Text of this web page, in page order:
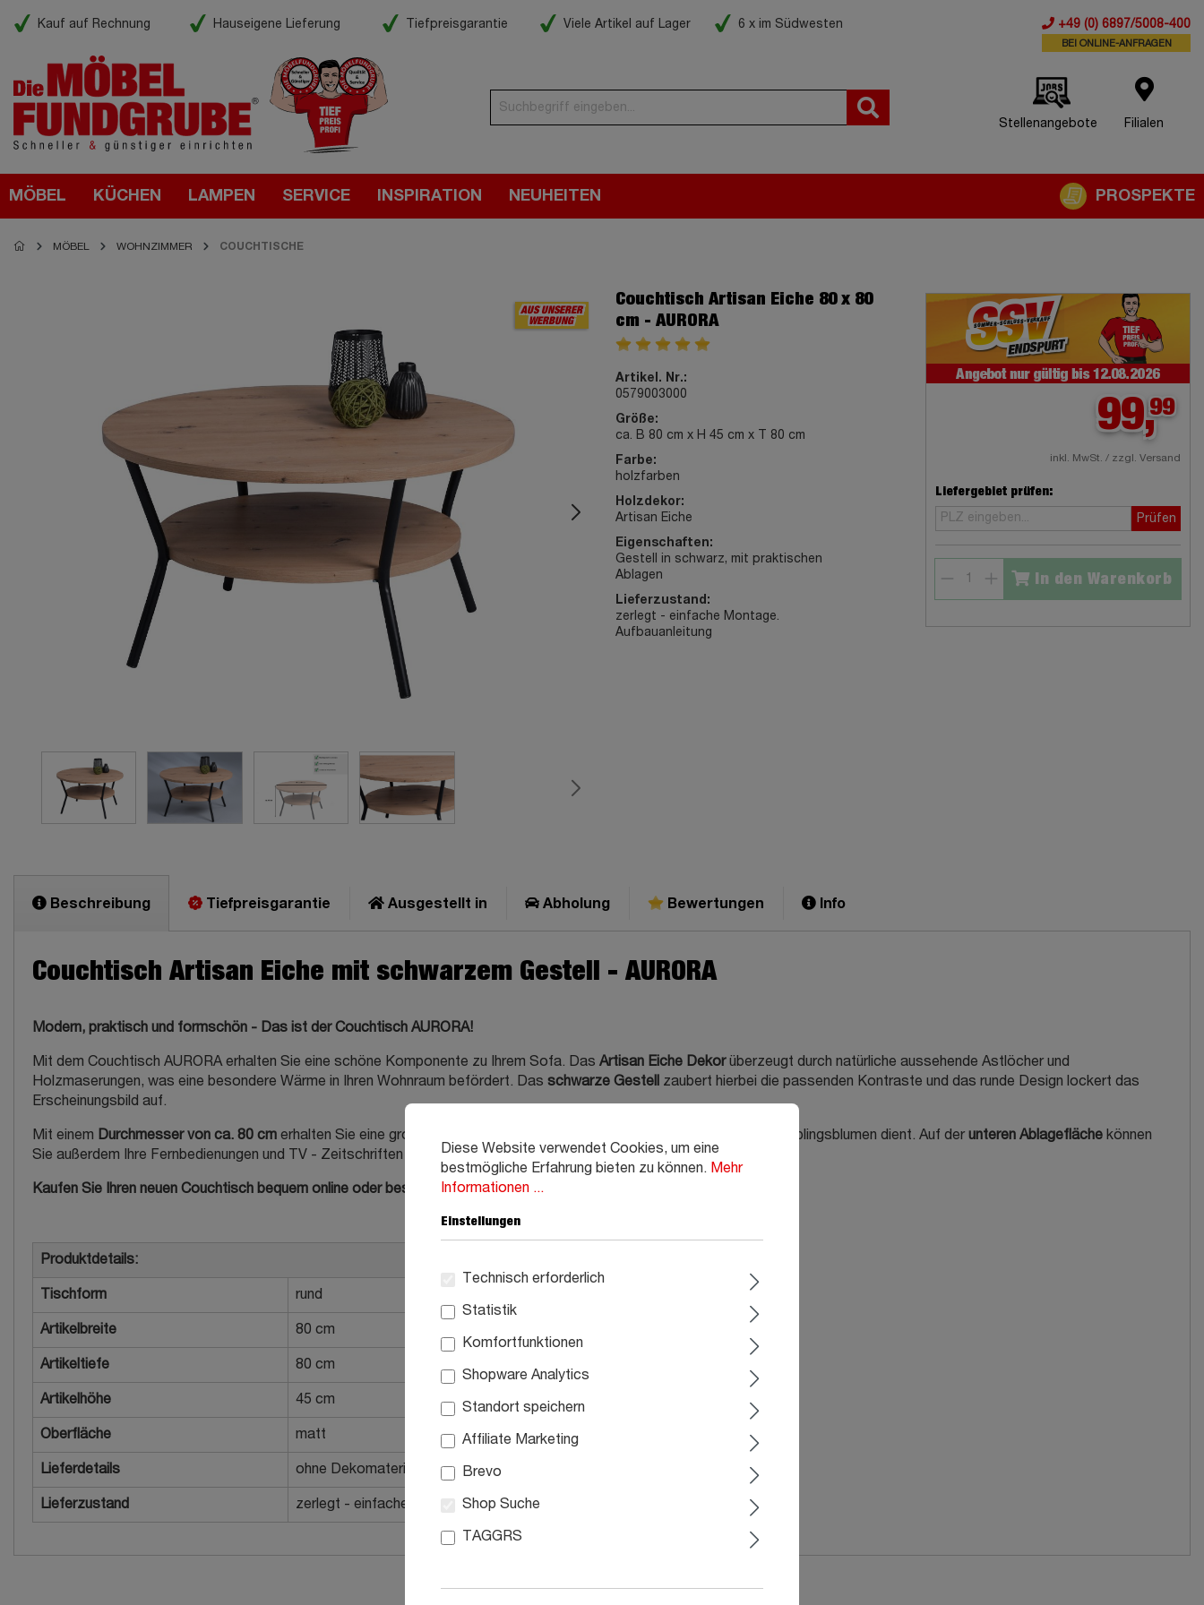
Kauf auf Rechnung Hauseigene Lieferung Tiefpreisgarantie Viele Artikel auf Lager 6 x im Südwesten +49 (0) 6897/5008-400
BEI ONLINE-ANFRAGEN
Stellenangebote Filialen
MÖBEL KÜCHEN LAMPEN SERVICE INSPIRATION NEUHEITEN PROSPEKTE
MÖBEL WOHNZIMMER COUCHTISCHE
AUS UNSERER
WERBUNG
Couchtisch Artisan Eiche 80 x 80
cm - AURORA
Artikel. Nr.:
0579003000
Größe:
ca. B 80 cm x H 45 cm x T 80 cm
Farbe:
holzfarben
Holzdekor:
Artisan Eiche
Eigenschaften:
Gestell in schwarz, mit praktischen
Ablagen
Lieferzustand:
zerlegt - einfache Montage.
Aufbauanleitung
99,99
inkl. MwSt. / zzgl. Versand
Liefergebiet prüfen:
Prüfen
In den Warenkorb
Beschreibung Tiefpreisgarantie Ausgestellt in Abholung Bewertungen Info
Couchtisch Artisan Eiche mit schwarzem Gestell - AURORA
Modern, praktisch und formschön - Das ist der Couchtisch AURORA!
Mit dem Couchtisch AURORA erhalten Sie eine schöne Komponente zu Ihrem Sofa. Das Artisan Eiche Dekorüberzeugt durch natürliche aussehende Astlöcher und
Holzmaserungen, was eine besondere Wärme in Ihren Wohnraum befördert. Das schwarze Gestell
zaubert hierbei die passenden Kontraste und das runde Design lockert das
Erscheinungsbild auf.
Mit einem Durchmesser von ca. 80 cm erhalten Sie eine großzügige Tischplatte, welche als Bühne für Ihre Vasen und Lieblingsblumen dient. Auf der unteren Ablagefläche können
Sie außerdem Ihre Fernbedienungen und TV - Zeitschriften optimal platzieren.
Kaufen Sie Ihren neuen Couchtisch bequem online oder besuchen Sie uns in den Filialen. Wir freuen uns auf Sie!
Produktdetails:
Tischform rund
Artikelbreite 80 cm
Artikeltiefe 80 cm
Artikelhöhe 45 cm
Oberfläche matt
Lieferdetails ohne Dekomaterial
Lieferzustand zerlegt - einfache Montage, Aufbauanleitung
Diese Website verwendet Cookies, um eine
bestmögliche Erfahrung bieten zu können. Mehr
Informationen ...
Einstellungen
Technisch erforderlich
Statistik
Komfortfunktionen
Shopware Analytics
Standort speichern
Affiliate Marketing
Brevo
Shop Suche
TAGGRS